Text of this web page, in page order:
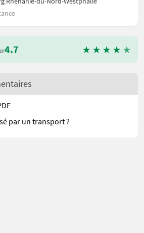
4.7
par un transport ?